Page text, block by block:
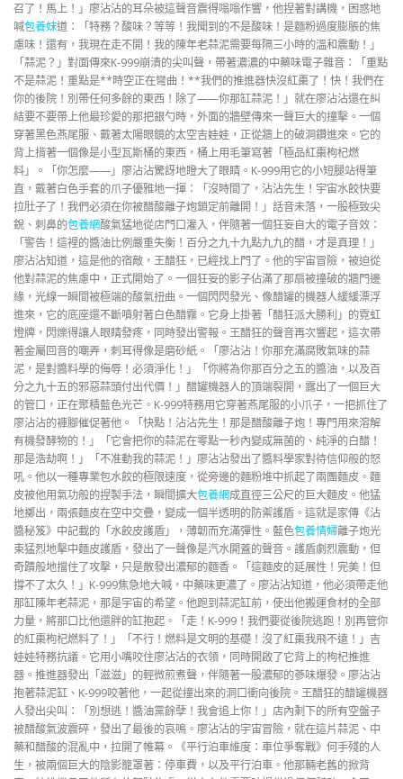
召了！馬上！」廖沾沾的耳朵被這聲音震得嗡嗡作響，他捏著對講機，困惑地
喊包養妹道：「特務？酸味？等等！我聞到的不是酸味！是麵粉過度膨脹的焦
慮味！還有，我現在走不開！我的陳年老蒜泥需要每隔三小時的溫和震動！」
「蒜泥？」對面傳來K-999崩潰的尖叫聲，帶著濃濃的中藥味電子雜音：「重點
不是蒜泥！重點是**時空正在彎曲！**我們的推進器快沒紅棗了！快！我們在
你的後院！別帶任何多餘的東西！除了——你那缸蒜泥！」就在廖沾沾還在糾
結要不要帶上他最珍愛的那把銀勺時，外面的牆壁傳來一聲巨大的撞擊。一個
穿著黑色燕尾服、戴著太陽眼鏡的太空吉娃娃，正從牆上的破洞鑽進來。它的
背上揹著一個像是小型瓦斯桶的東西，桶上用毛筆寫著「極品紅棗枸杞燃
料」。「你怎麼——」廖沾沾驚訝地瞪大了眼睛。K-999用它的小短腿站得筆
直，戴著白色手套的爪子優雅地一揮：「沒時間了，沾沾先生！宇宙水餃快要
拉肚子了！我們必須在你被醋酸離子炮鎖定前離開！」話音未落，一股極致尖
銳、刺鼻的包養網酸氣猛地從店門口灌入，伴隨著一個狂妄自大的電子音效：
「警告！這裡的醬油比例嚴重失衡！百分之九十九點九九的醋，才是真理！」
廖沾沾知道，這是他的宿敵，王醋狂，已經找上門了。他的宇宙冒險，被迫從
他對蒜泥的焦慮中，正式開始了。一個狂妄的影子佔滿了那扇被撞破的牆門邊
緣，光線一瞬間被極端的酸氣扭曲。一個閃閃發光、像醋罐的機器人緩緩漂浮
進來，它的底座還不斷噴射著白色醋霧。它身上掛著「醋狂派大勝利」的霓虹
燈牌，閃爍得讓人眼睛發疼，同時發出警報。王醋狂的聲音再次響起，這次帶
著金屬回音的嘲弄，刺耳得像是磨砂紙。「廖沾沾！你那充滿腐敗氣味的蒜
泥，是對醬料學的侮辱！必須淨化！」「你將為你那百分之五的醬油，以及百
分之九十五的邪惡蒜頭付出代價！」醋罐機器人的頂端裂開，露出了一個巨大
的管口，正在聚積藍色光芒。K-999特務用它穿著燕尾服的小爪子，一把抓住了
廖沾沾的褲腳催促著他。「快點！沾沾先生！那是醋酸離子炮！專門用來溶解
有機發酵物的！」「它會把你的蒜泥在零點一秒內變成無菌的、純淨的白醋！
那是浩劫啊！」「不准動我的蒜泥！」廖沾沾發出了醬料學家對待信仰般的怒
吼。他以一種專業包水餃的極限速度，從旁邊的麵粉堆中抓起了兩團麵皮。麵
皮被他用氣功般的捏製手法，瞬間擴大包養網成直徑三公尺的巨大麵皮。他猛
地擲出，兩張麵皮在空中交疊，變成一個半透明的防禦護盾。這就是家傳《沾
醬秘笈》中記載的「水餃皮護盾」，薄韌而充滿彈性。藍色包養情婦離子炮光
束猛烈地擊中麵皮護盾，發出了一聲像是汽水開蓋的聲音。護盾劇烈震動，但
奇蹟般地擋住了攻擊，只是散發出濃郁的麵香。「這麵皮的延展性！完美！但
撐不了太久！」K-999焦急地大喊，中藥味更濃了。廖沾沾知道，他必須帶走他
那缸陳年老蒜泥，那是宇宙的希望。他跑到蒜泥缸前，使出他搬運食材的全部
力量，將那口比他還胖的缸抱起。「走！K-999！我們要從後院逃跑！別再管你
的紅棗枸杞燃料了！」「不行！燃料是文明的基礎！沒了紅棗我飛不遠！」吉
娃娃特務抗議。它用小嘴咬住廖沾沾的衣領，同時開啟了它背上的枸杞推進
器。推進器發出「滋滋」的輕微煎煮聲，伴隨著一股濃郁的蔘味爆發。廖沾沾
抱著蒜泥缸、K-999咬著他，一起從撞出來的洞口衝向後院。王醋狂的醋罐機器
人發出尖叫：「別想逃！醬油黨餘孽！我會追上你！」店內剩下的所有空盤子
被醋酸氣波震碎，發出了最後的哀鳴。廖沾沾的宇宙冒險，就在這片蒜泥、中
藥和醋酸的混亂中，拉開了帷幕。《平行泊車維度：車位爭奪戰》何手殘的人
生，被兩個巨大的陰影籠罩著：停車費，以及平行泊車。他那輛老舊的掀背